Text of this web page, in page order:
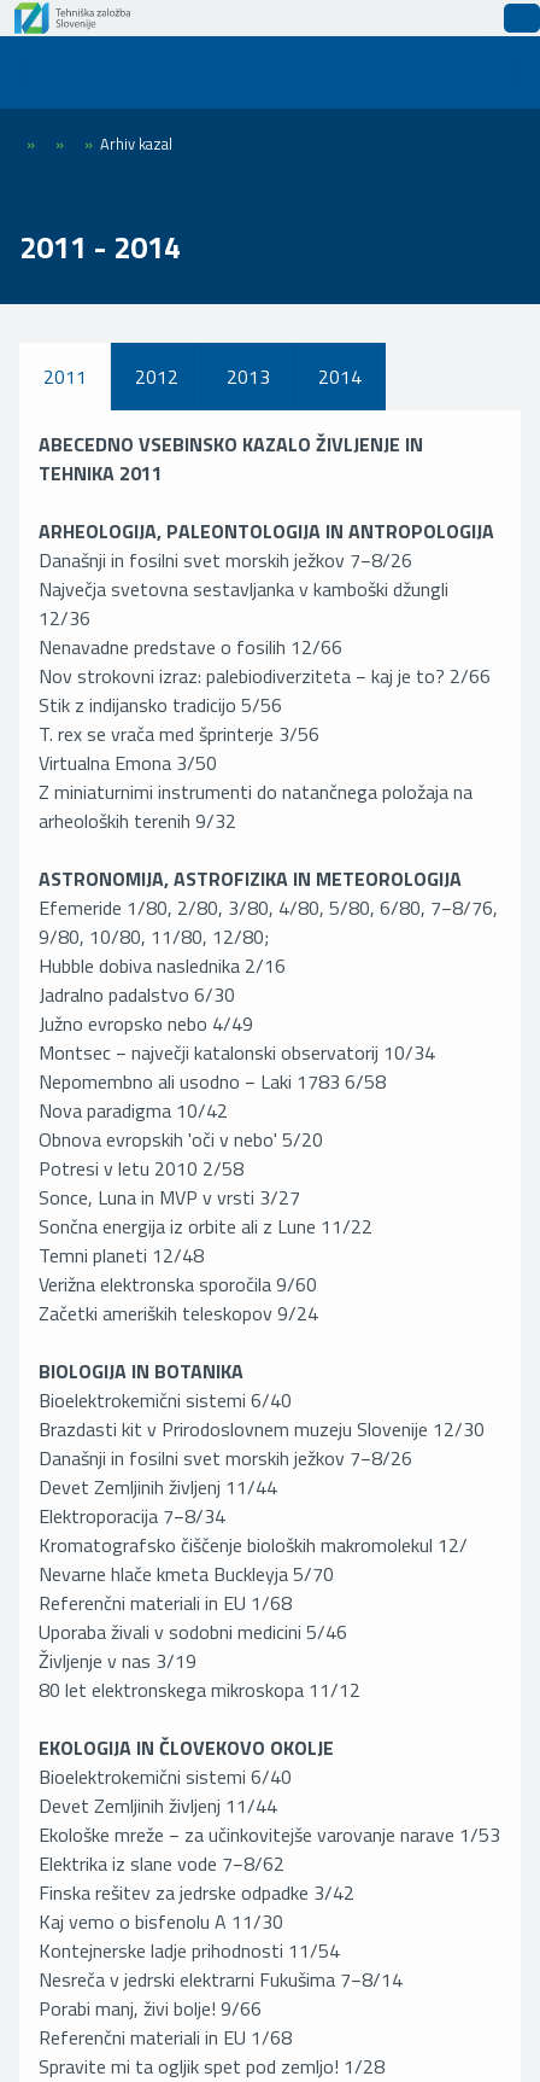
» » » Arhiv kazal
2011 - 2014
2011 2012 2013 2014
ABECEDNO VSEBINSKO KAZALO ŽIVLJENJE IN
TEHNIKA 2011
ARHEOLOGIJA, PALEONTOLOGIJA IN ANTROPOLOGIJA
Današnji in fosilni svet morskih ježkov 7−8/26
Največja svetovna sestavljanka v kamboški džungli
12/36
Nenavadne predstave o fosilih 12/66
Nov strokovni izraz: palebiodiverziteta − kaj je to? 2/66
Stik z indijansko tradicijo 5/56
T. rex se vrača med šprinterje 3/56
Virtualna Emona 3/50
Z miniaturnimi instrumenti do natančnega položaja na
arheoloških terenih 9/32
ASTRONOMIJA, ASTROFIZIKA IN METEOROLOGIJA
Efemeride 1/80, 2/80, 3/80, 4/80, 5/80, 6/80, 7−8/76,
9/80, 10/80, 11/80, 12/80;
Hubble dobiva naslednika 2/16
Jadralno padalstvo 6/30
Južno evropsko nebo 4/49
Montsec − največji katalonski observatorij 10/34
Nepomembno ali usodno − Laki 1783 6/58
Nova paradigma 10/42
Obnova evropskih 'oči v nebo' 5/20
Potresi v letu 2010 2/58
Sonce, Luna in MVP v vrsti 3/27
Sončna energija iz orbite ali z Lune 11/22
Temni planeti 12/48
Verižna elektronska sporočila 9/60
Začetki ameriških teleskopov 9/24
BIOLOGIJA IN BOTANIKA
Bioelektrokemični sistemi 6/40
Brazdasti kit v Prirodoslovnem muzeju Slovenije 12/30
Današnji in fosilni svet morskih ježkov 7−8/26
Devet Zemljinih življenj 11/44
Elektroporacija 7−8/34
Kromatografsko čiščenje bioloških makromolekul 12/
Nevarne hlače kmeta Buckleyja 5/70
Referenčni materiali in EU 1/68
Uporaba živali v sodobni medicini 5/46
Življenje v nas 3/19
80 let elektronskega mikroskopa 11/12
EKOLOGIJA IN ČLOVEKOVO OKOLJE
Bioelektrokemični sistemi 6/40
Devet Zemljinih življenj 11/44
Ekološke mreže − za učinkovitejše varovanje narave 1/53
Elektrika iz slane vode 7−8/62
Finska rešitev za jedrske odpadke 3/42
Kaj vemo o bisfenolu A 11/30
Kontejnerske ladje prihodnosti 11/54
Nesreča v jedrski elektrarni Fukušima 7−8/14
Porabi manj, živi bolje! 9/66
Referenčni materiali in EU 1/68
Spravite mi ta ogljik spet pod zemljo! 1/28